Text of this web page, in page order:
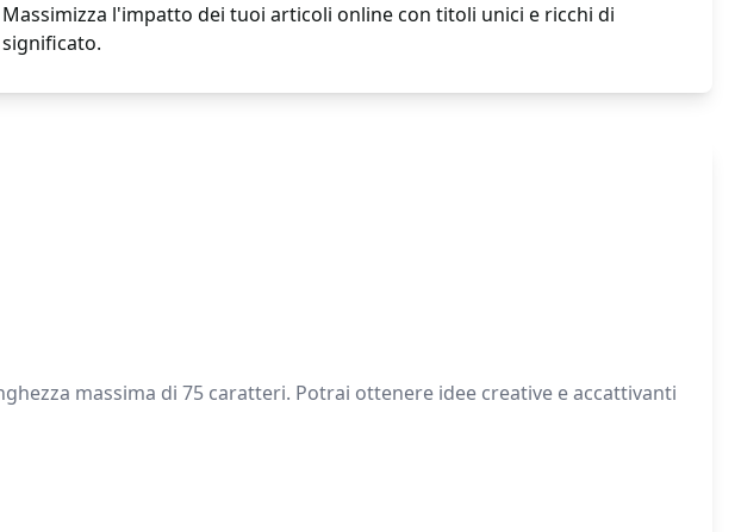
Massimizza l'impatto dei tuoi articoli online con titoli unici e ricchi di
significato.
massima di 75 caratteri. Potrai ottenere idee creative e accattivanti